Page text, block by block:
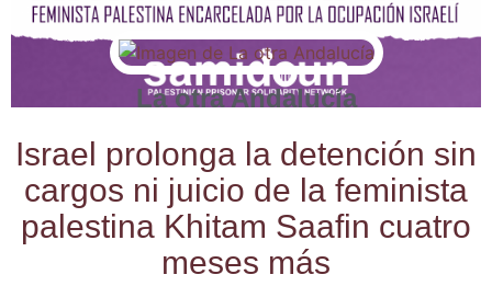
La otra Andalucía
Israel pro­lon­ga la deten­ción sin
car­gos ni jui­cio de la femi­nis­ta
pales­ti­na Khi­tam Saa­fin cua­tro
meses más